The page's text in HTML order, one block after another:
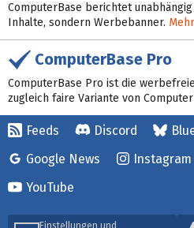
ComputerBase berichtet
Inhalte, sondern Werbebanner.
ComputerBase Pro
ComputerBase Pro ist die
zugleich faire Variante von
Feeds Discord
Google News
Instagram
YouTube
Einstellungen und